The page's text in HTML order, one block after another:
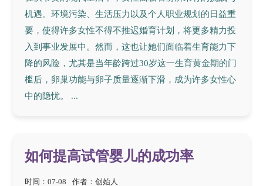
机遇。环境污染、生活压力以及个人职业规划的日益重
要，使得许多女性不得不推迟婚育计划，将更多精力投
入到事业发展中。然而，这也让她们面临着生育能力下
降的风险，尤其是当年龄跨过30岁这一生育黄金期的门
槛后，卵巢功能与卵子质量逐渐下滑，成为许多女性心
中的隐忧。 ...
如何提高试管婴儿的成功率
时间：07-08 作者：创始人